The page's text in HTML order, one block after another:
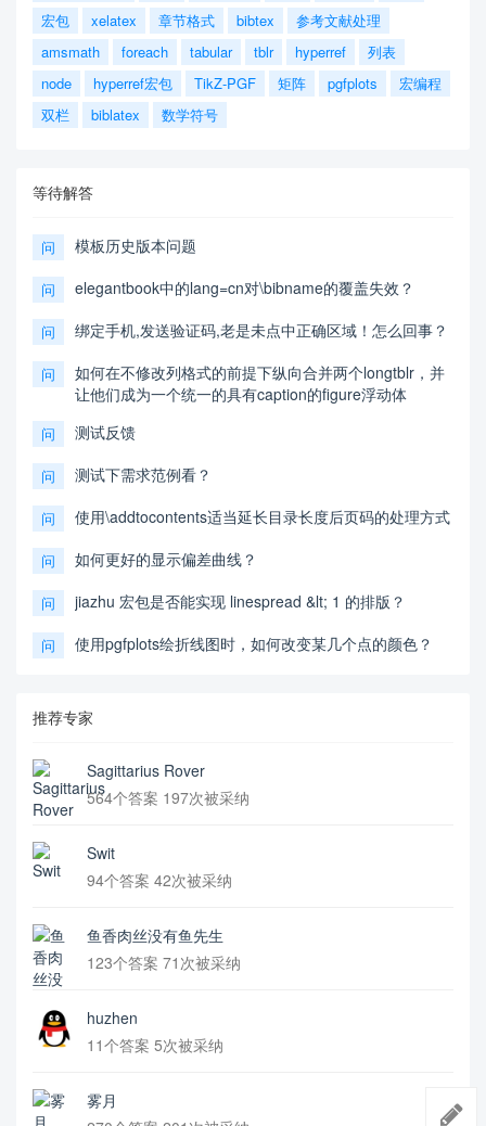
宏包
xelatex 章节格式 bibtex
参考文献处理
amsmath
foreach tabular tblr hyperref
列表
node
hyperref宏包 TikZ-PGF 矩阵 pgfplots
宏编程
双栏
biblatex 数学符号
等待解答
问 模板历史版本问题
问 elegantbook中的lang=cn对\bibname的覆盖失效？
问 绑定手机,发送验证码,老是未点中正确区域！怎么回事？
问
如何在不修改列格式的前提下纵向合并两个longtblr，并
让他们成为一个统一的具有caption的figure浮动体
问 测试反馈
问 测试下需求范例看？
问 使用\addtocontents适当延长目录长度后页码的处理方式
问 如何更好的显示偏差曲线？
问 jiazhu 宏包是否能实现 linespread &lt; 1 的排版？
问 使用pgfplots绘折线图时，如何改变某几个点的颜色？
推荐专家
Sagittarius Rover
564个答案 197次被采纳
Swit
94个答案 42次被采纳
鱼香肉丝没有鱼先生
123个答案 71次被采纳
huzhen
11个答案 5次被采纳
雾月